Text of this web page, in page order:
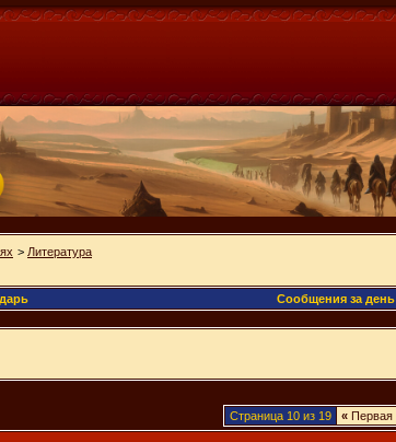
> Литература
Сообщения за день
Страница 10 из 19 « Первая